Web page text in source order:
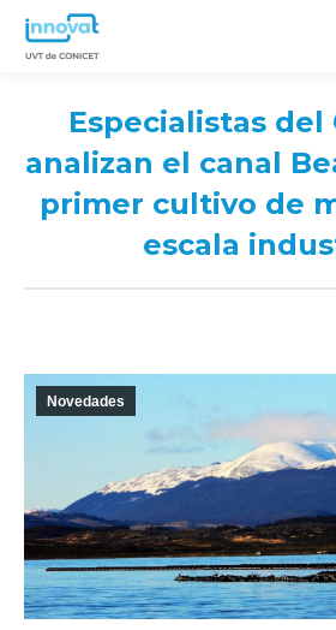
Especialistas del
analizan el canal
primer cultivo de
escala
Novedades